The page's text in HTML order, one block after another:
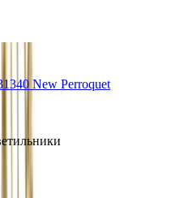
New Perroquet